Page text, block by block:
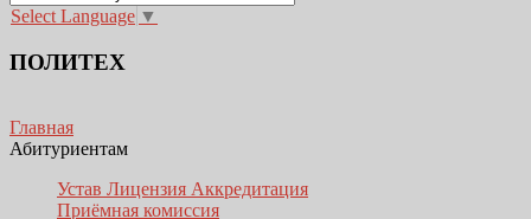
Select Language ▼
ПОЛИТЕХ
Главная
Абитуриентам
Устав Лицензия Аккредитация
Приёмная комиссия